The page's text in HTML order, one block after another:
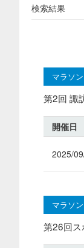
検索結果
マラソン
第2回 諏
開催日
2025/
マラソン
第26回ス